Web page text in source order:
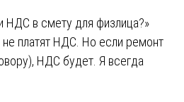
НДС в смету для физлица?»
не платят НДС. Но если ремонт
НДС будет. Я всегда